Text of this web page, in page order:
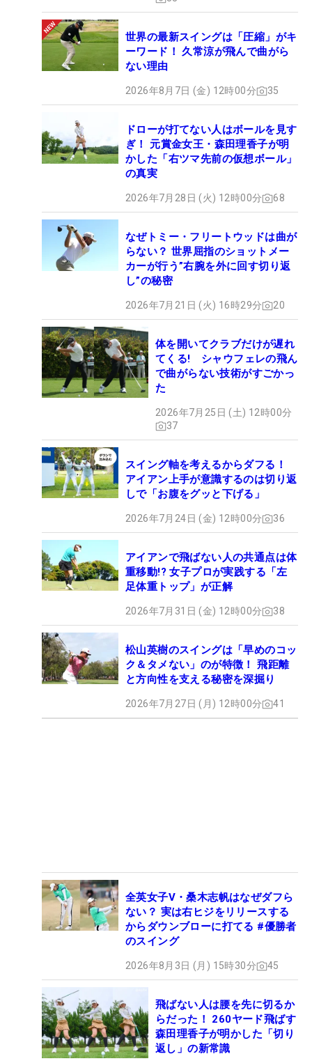
世界の最新スイングは「圧縮」がキ
ーワード！ 久常涼が飛んで曲がら
ない理由
2026年8月7日 (金) 12時00分 35
ドローが打てない人はボールを見す
ぎ！ 元賞金女王・森田理香子が明
かした「右ツマ先前の仮想ボール」
の真実
2026年7月28日 (火) 12時00分 68
なぜトミー・フリートウッドは曲が
らない？ 世界屈指のショットメー
カーが行う”右腕を外に回す切り返
し”の秘密
2026年7月21日 (火) 16時29分 20
体を開いてクラブだけが遅れ
てくる! シャウフェレの飛ん
で曲がらない技術がすごかっ
た
2026年7月25日 (土) 12時00分
37
スイング軸を考えるからダフる！
アイアン上手が意識するのは切り返
しで「お腹をグッと下げる」
2026年7月24日 (金) 12時00分 36
アイアンで飛ばない人の共通点は体
重移動!? 女子プロが実践する「左
足体重トップ」が正解
2026年7月31日 (金) 12時00分 38
松山英樹のスイングは「早めのコッ
ク＆タメない」のが特徴！ 飛距離
と方向性を支える秘密を深掘り
2026年7月27日 (月) 12時00分 41
全英女子V・桑木志帆はなぜダフら
ない？ 実は右ヒジをリリースする
からダウンブローに打てる #優勝者
のスイング
2026年8月3日 (月) 15時30分 45
飛ばない人は腰を先に切るか
らだった！ 260ヤード飛ばす
森田理香子が明かした「切り
返し」の新常識